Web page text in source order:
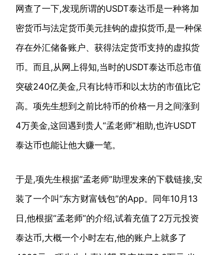
网查了一下,发现所谓的USDT泰达币是一种将加
密货币与法定货币美元挂钩的虚拟货币,是一种保
存在外汇储备账户、获得法定货币支持的虚拟货
币。而且,从网上得知,当时的USDT泰达币总市值
突破240亿美金,只有比特币和以太坊的市值比它
高。项先生想到之前比特币的价格一月之间涨到
4万美金,这回遇到贵人“孟老师”相助,也许USDT
泰达币也能让他大赚一笔。
于是,项先生根据“孟老师”助理发来的下载链接,安
装了一个叫“东方财富钱包”的App。同年10月13
日,他根据“孟老师”的介绍,试着充值了2万元投资
泰达币,大概一个小时左右,他的账户上就多了